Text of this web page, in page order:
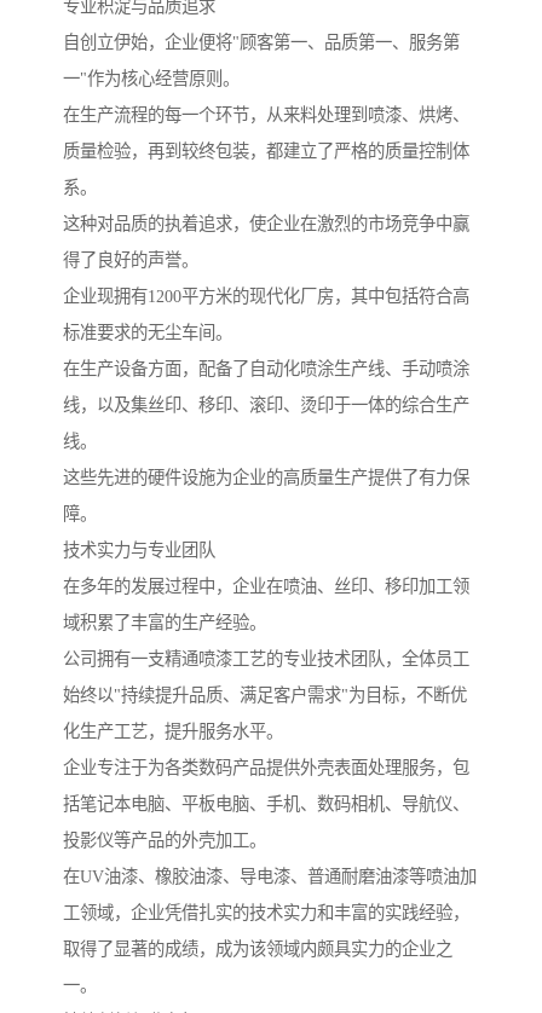
专业积淀与品质追求
自创立伊始，企业便将"顾客第一、品质第一、服务第
一"作为核心经营原则。
在生产流程的每一个环节，从来料处理到喷漆、烘烤、
质量检验，再到较终包装，都建立了严格的质量控制体
系。
这种对品质的执着追求，使企业在激烈的市场竞争中赢
得了良好的声誉。
企业现拥有1200平方米的现代化厂房，其中包括符合高
标准要求的无尘车间。
在生产设备方面，配备了自动化喷涂生产线、手动喷涂
线，以及集丝印、移印、滚印、烫印于一体的综合生产
线。
这些先进的硬件设施为企业的高质量生产提供了有力保
障。
技术实力与专业团队
在多年的发展过程中，企业在喷油、丝印、移印加工领
域积累了丰富的生产经验。
公司拥有一支精通喷漆工艺的专业技术团队，全体员工
始终以"持续提升品质、满足客户需求"为目标，不断优
化生产工艺，提升服务水平。
企业专注于为各类数码产品提供外壳表面处理服务，包
括笔记本电脑、平板电脑、手机、数码相机、导航仪、
投影仪等产品的外壳加工。
在UV油漆、橡胶油漆、导电漆、普通耐磨油漆等喷油加
工领域，企业凭借扎实的技术实力和丰富的实践经验，
取得了显著的成绩，成为该领域内颇具实力的企业之
一。